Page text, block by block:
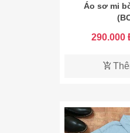
Áo sơ mi
290.000